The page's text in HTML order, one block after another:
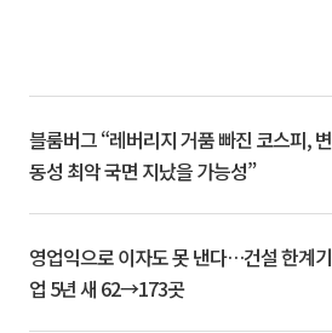
블룸버그 “레버리지 거품 빠진 코스피, 변
동성 최악 국면 지났을 가능성”
영업익으로 이자도 못 낸다…건설 한계기
업 5년 새 62→173곳